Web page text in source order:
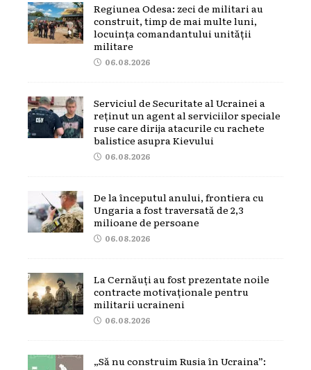
Regiunea Odesa: zeci de militari au
construit, timp de mai multe luni,
locuința comandantului unității
militare
06.08.2026
Serviciul de Securitate al Ucrainei a
reținut un agent al serviciilor speciale
ruse care dirija atacurile cu rachete
balistice asupra Kievului
06.08.2026
De la începutul anului, frontiera cu
Ungaria a fost traversată de 2,3
milioane de persoane
06.08.2026
La Cernăuți au fost prezentate noile
contracte motivaționale pentru
militarii ucraineni
06.08.2026
„Să nu construim Rusia în Ucraina”: